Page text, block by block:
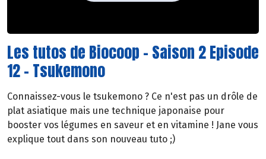
Les tutos de Biocoop - Saison 2 Episode
12 - Tsukemono
Connaissez-vous le tsukemono ? Ce n'est pas un drôle de
plat asiatique mais une technique japonaise pour
booster vos légumes en saveur et en vitamine ! Jane vous
explique tout dans son nouveau tuto ;)